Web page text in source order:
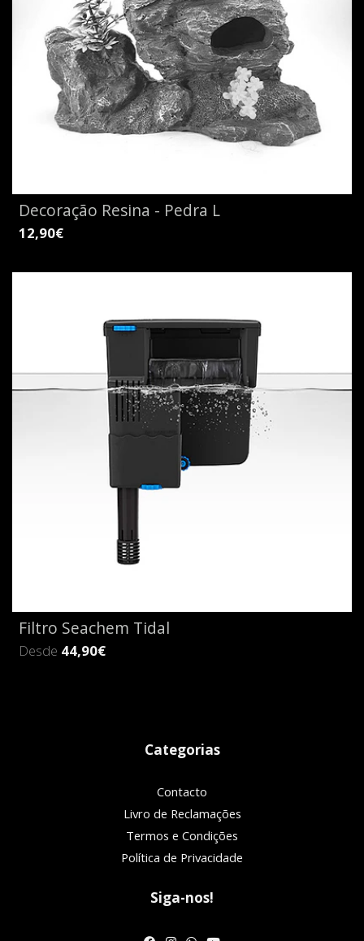
Decoração Resina - Pedra L
12,90€
Filtro Seachem Tidal
Desde 44,90€
Categorias
Contacto
Livro de Reclamações
Termos e Condições
Política de Privacidade
Siga-nos!